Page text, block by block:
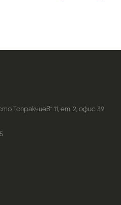
Топракчиев“ 11, ет. 2, офис 39